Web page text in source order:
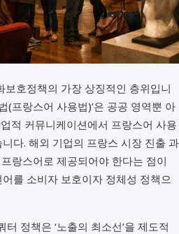
호정책의 가장 상징적인 층위입니
(프랑스어 사용법)’은 공공 영역뿐 아
적 커뮤니케이션에서 프랑스어 사용
다. 해외 기업의 프랑스 시장 진출 과
랑스어로 제공되어야 한다는 점이
를 소비자 보호이자 정체성 정책으
터 정책은 ‘노출의 최소선’을 제도적